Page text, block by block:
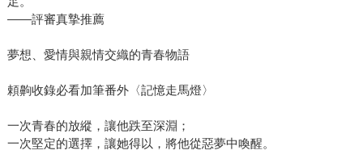
——評審真摯推薦
夢想、愛情與親情交織的青春物語
頼齁收錄必看加筆番外〈記憶走馬燈〉
一次青春的放縱，讓他跌至深淵；
一次堅定的選擇，讓她得以，將他從惡夢中喚醒。